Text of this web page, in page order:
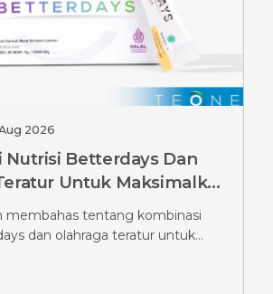
2026
Nutrisi Betterdays Dan
Untuk Maksimalkan
Wajib Tahu
membahas tentang kombinasi
dan olahraga teratur untuk